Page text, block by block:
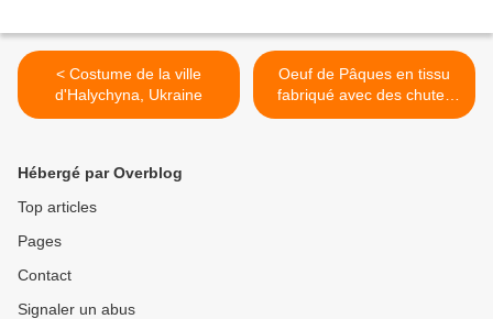
< Costume de la ville
d'Halychyna, Ukraine
Oeuf de Pâques en tissu
fabriqué avec des chutes
de tissu et tutoriel en
Hébergé par Overblog
Top articles
Pages
Contact
Signaler un abus